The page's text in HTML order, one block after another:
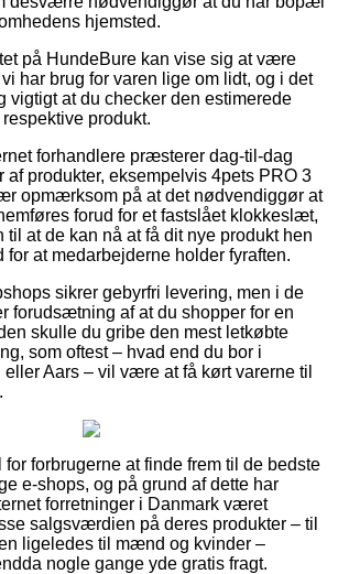
hjemsted.
på HundeBure kan vise sig at være
har brug for varen lige om lidt, og i det
vigtigt at du checker den estimerede
produkt.
forhandlere præsterer dag-til-dag
af produkter, eksempelvis 4pets PRO 3
opmærksom på at det nødvendiggør at
forud for et fastslået klokkeslæt,
til at de kan nå at få dit nye produkt hen
for at medarbejderne holder fyraften.
sikrer gebyrfri levering, men i de
forudsætning af at du shopper for en
skulle du gribe den mest letkøbte
som oftest – hvad end du bor i
Aars – vil være at få kørt varerne til
for forbrugerne at finde frem til de bedste
e-shops, og på grund af dette har
forretninger i Danmark været
salgsværdien på deres produkter – til
ligeledes til mænd og kvinder –
nogle gange yde gratis fragt.